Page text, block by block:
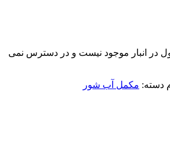
در انبار موجود نیست و در دسترس نمی
دسته: مکمل آب شور